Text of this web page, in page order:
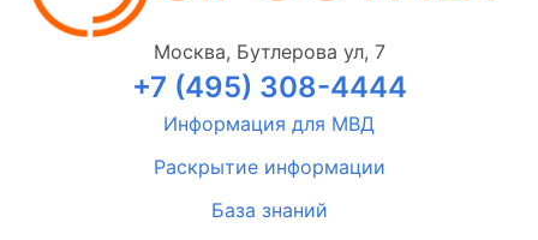
Москва, Бутлерова ул, 7
+7 (495) 308-4444
Информация для МВД
Раскрытие информации
База знаний